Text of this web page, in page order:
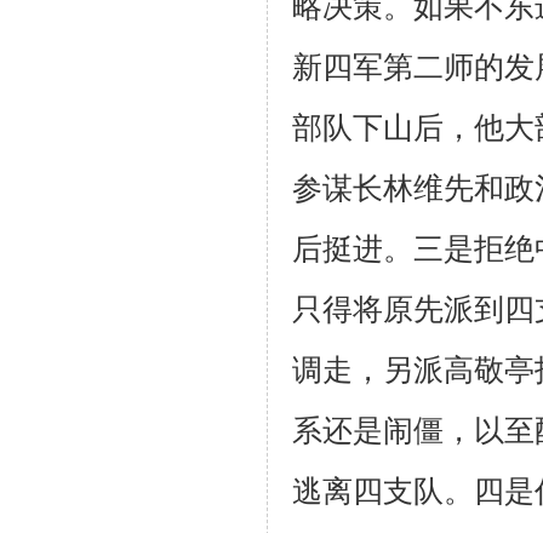
新四军第二师的
部队下山后，他
参谋长林维先和
后挺进。三是拒
只得将原先派到
调走，另派高敬
系还是闹僵，以
逃离四支队。四